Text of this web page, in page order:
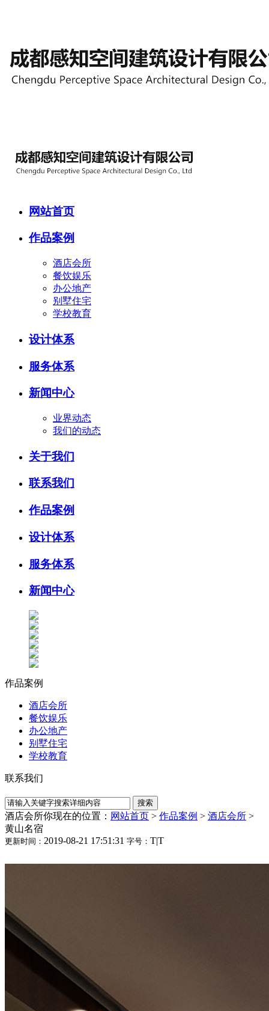
网站首页
作品案例
酒店会所
餐饮娱乐
办公地产
别墅住宅
学校教育
设计体系
服务体系
新闻中心
业界动态
我们的动态
关于我们
联系我们
作品案例
设计体系
服务体系
新闻中心
作品案例
酒店会所
餐饮娱乐
办公地产
别墅住宅
学校教育
联系我们
酒店会所你现在的位置： 网站首页 > 作品案例 > 酒店会所 >
黄山名宿
更新时间： 2019-08-21 17:51:31 字号： T|T